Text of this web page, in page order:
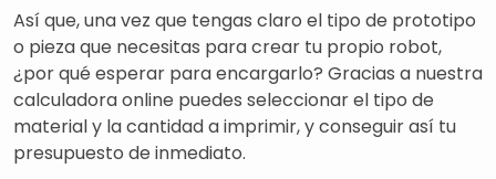
Así que, una vez que tengas claro el tipo de prototipo
o pieza que necesitas para crear tu propio robot,
¿por qué esperar para encargarlo? Gracias a nuestra
calculadora online puedes seleccionar el tipo de
material y la cantidad a imprimir, y conseguir así tu
presupuesto de inmediato.